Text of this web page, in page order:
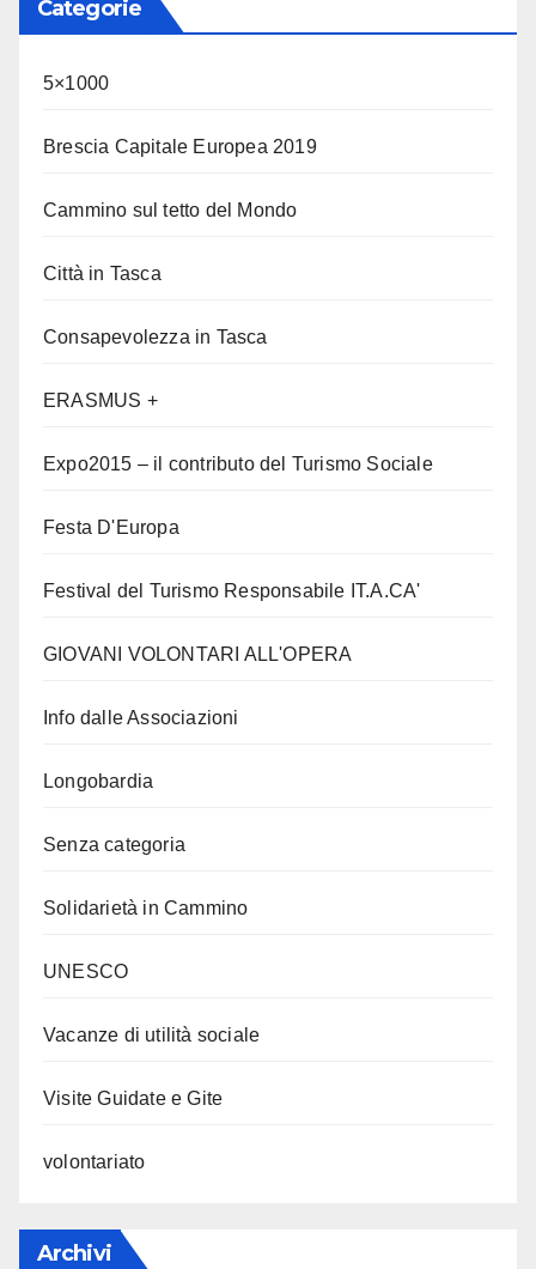
Categorie
5×1000
Brescia Capitale Europea 2019
Cammino sul tetto del Mondo
Città in Tasca
Consapevolezza in Tasca
ERASMUS +
Expo2015 – il contributo del Turismo Sociale
Festa D'Europa
Festival del Turismo Responsabile IT.A.CA'
GIOVANI VOLONTARI ALL'OPERA
Info dalle Associazioni
Longobardia
Senza categoria
Solidarietà in Cammino
UNESCO
Vacanze di utilità sociale
Visite Guidate e Gite
volontariato
Archivi